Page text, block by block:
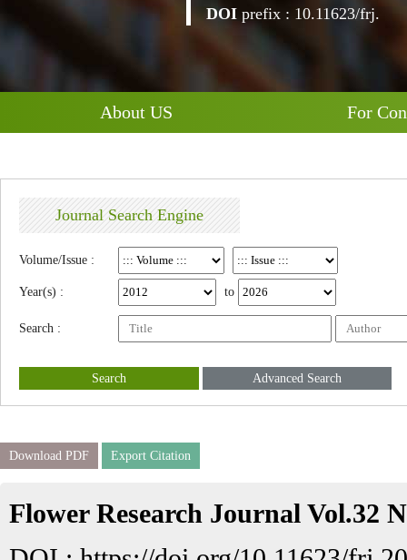
DOI prefix : 10.11623/frj.
About US For
Journal Search Engine
Volume/Issue :
Year(s) : to
Search :
Search Advanced Search
Download PDF Export Citation
Flower Research Journal Vol.32